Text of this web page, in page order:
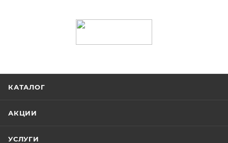
КАТАЛОГ
АКЦИИ
УСЛУГИ